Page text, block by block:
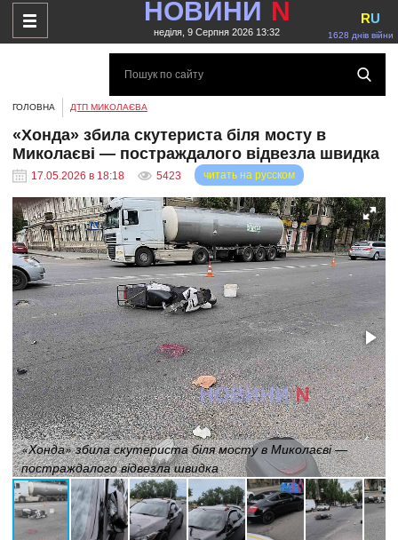
НОВИНИ N
неділя, 9 Серпня 2026 13:32 1628 днів війни
RU
ГОЛОВНА ДТП МИКОЛАЄВА
«Хонда» збила скутериста біля мосту в
Миколаєві — постраждалого відвезла швидка
17.05.2026 в 18:18 5423 читать на русском
«Хонда» збила скутериста біля мосту в Миколаєві —
постраждалого відвезла швидка